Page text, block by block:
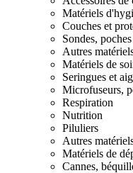
Matériels
Couches et
Sondes,
Autres
Matériels de
Seringues et
Microfuseurs,
Respiration
Nutrition
Piluliers
Autres
Matériels de
Cannes,